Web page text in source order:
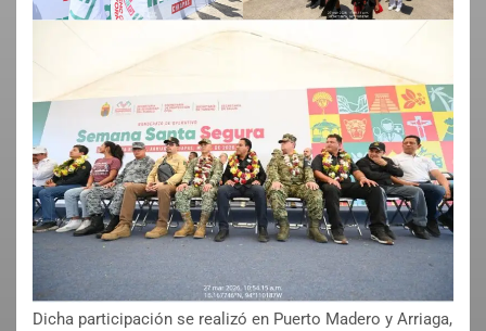
Dicha participación se realizó en Puerto Madero y Arriaga,